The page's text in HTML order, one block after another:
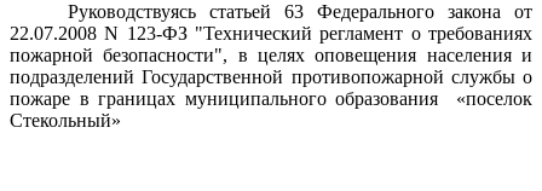
Руководствуясь статьей 63 Федерального закона от
22.07.2008 N 123-ФЗ "Технический регламент о требованиях
пожарной безопасности", в целях оповещения населения и
подразделений Государственной противопожарной службы о
пожаре в границах муниципального образования «поселок
Стекольный»